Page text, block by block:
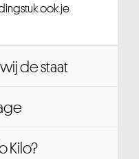
ook je
de staat
Kilo?